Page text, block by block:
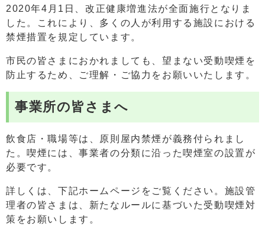
2020年4月1日、改正健康増進法が全面施行となりま
した。これにより、多くの人が利用する施設における
禁煙措置を規定しています。
市民の皆さまにおかれましても、望まない受動喫煙を
防止するため、ご理解・ご協力をお願いいたします。
事業所の皆さまへ
飲食店・職場等は、原則屋内禁煙が義務付られまし
た。喫煙には、事業者の分類に沿った喫煙室の設置が
必要です。
詳しくは、下記ホームページをご覧ください。施設管
理者の皆さまは、新たなルールに基づいた受動喫煙対
策をお願いします。